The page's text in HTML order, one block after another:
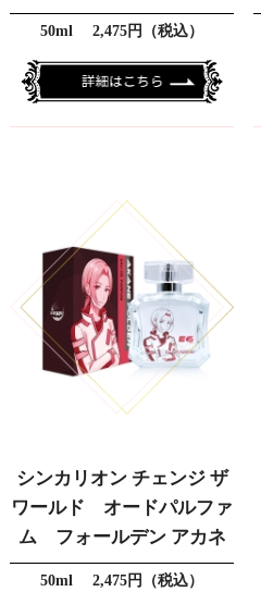
50ml 2,475円（税込）
シンカリオン チェンジ ザ
ワールド オードパルファ
ム フォールデン アカネ
50ml 2,475円（税込）